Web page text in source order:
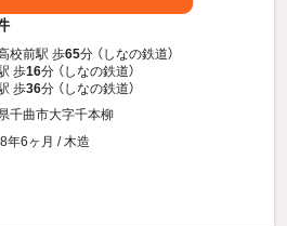
校前駅 歩65分 （しなの鉄道）
歩16分 （しなの鉄道）
歩36分 （しなの鉄道）
千曲市大字千本柳
年6ヶ月 / 木造